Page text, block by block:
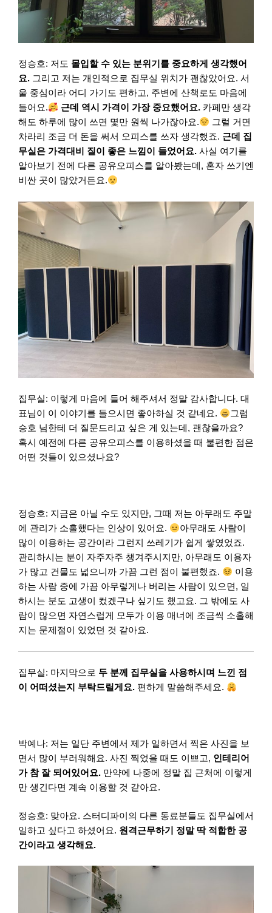
정승호: 저도 몰입할 수 있는 분위기를 중요하게 생각했어
요. 그리고 저는 개인적으로 집무실 위치가 괜찮았어요. 서
울 중심이라 어디 가기도 편하고, 주변에 산책로도 마음에
들어요.
근데 역시 가격이 가장 중요했어요. 카페만 생각
해도 하루에 많이 쓰면 몇만 원씩 나가잖아요.
그럴 거면
차라리 조금 더 돈을 써서 오피스를 쓰자 생각했죠. 근데 집
무실은 가격대비 질이 좋은 느낌이 들었어요. 사실 여기를
알아보기 전에 다른 공유오피스를 알아봤는데, 혼자 쓰기엔
비싼 곳이 많았거든요.
집무실: 이렇게 마음에 들어 해주셔서 정말 감사합니다. 대
표님이 이 이야기를 들으시면 좋아하실 것 같네요.
그럼
승호 님한테 더 질문드리고 싶은 게 있는데, 괜찮을까요?
혹시 예전에 다른 공유오피스를 이용하셨을 때 불편한 점은
어떤 것들이 있으셨나요?
정승호: 지금은 아닐 수도 있지만, 그때 저는 아무래도 주말
에 관리가 소홀했다는 인상이 있어요.
아무래도 사람이
많이 이용하는 공간이라 그런지 쓰레기가 쉽게 쌓였었죠.
관리하시는 분이 자주자주 챙겨주시지만, 아무래도 이용자
가 많고 건물도 넓으니까 가끔 그런 점이 불편했죠.
이용
하는 사람 중에 가끔 아무렇게나 버리는 사람이 있으면, 일
하시는 분도 고생이 컸겠구나 싶기도 했고요. 그 밖에도 사
람이 많으면 자연스럽게 모두가 이용 매너에 조금씩 소홀해
지는 문제점이 있었던 것 같아요.
집무실: 마지막으로 두 분께 집무실을 사용하시며 느낀 점
이 어떠셨는지 부탁드릴게요. 편하게 말씀해주세요.
박예나: 저는 일단 주변에서 제가 일하면서 찍은 사진을 보
면서 많이 부러워해요. 사진 찍었을 때도 이쁘고, 인테리어
가 참 잘 되어있어요. 만약에 나중에 정말 집 근처에 이렇게
만 생긴다면 계속 이용할 것 같아요.
정승호: 맞아요. 스터디파이의 다른 동료분들도 집무실에서
일하고 싶다고 하셨어요. 원격근무하기 정말 딱 적합한 공
간이라고 생각해요.